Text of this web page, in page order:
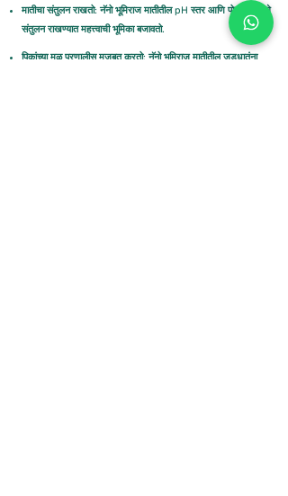
मातीचा संतुलन राखतो: नॅनो भूमिराज मातीतील pH स्तर आणि पोषक तत्त्वांचे
संतुलन राखण्यात महत्त्वाची भूमिका बजावतो.
पिकांच्या मुळ प्रणालीस मजबूत करतो: नॅनो भूमिराज मातीतील जडधातूंना